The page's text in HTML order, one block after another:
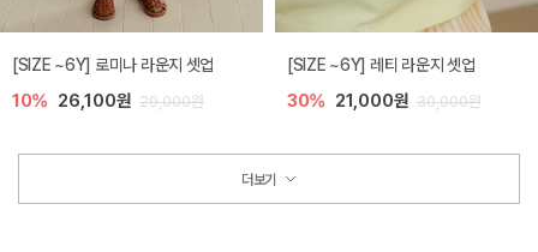
[SIZE ~6Y] 로미나 라운지 셋업
10% 26,100원 29,000원
[SIZE ~6Y] 레티 라운지 셋업
30% 21,000원 30,000원
더보기